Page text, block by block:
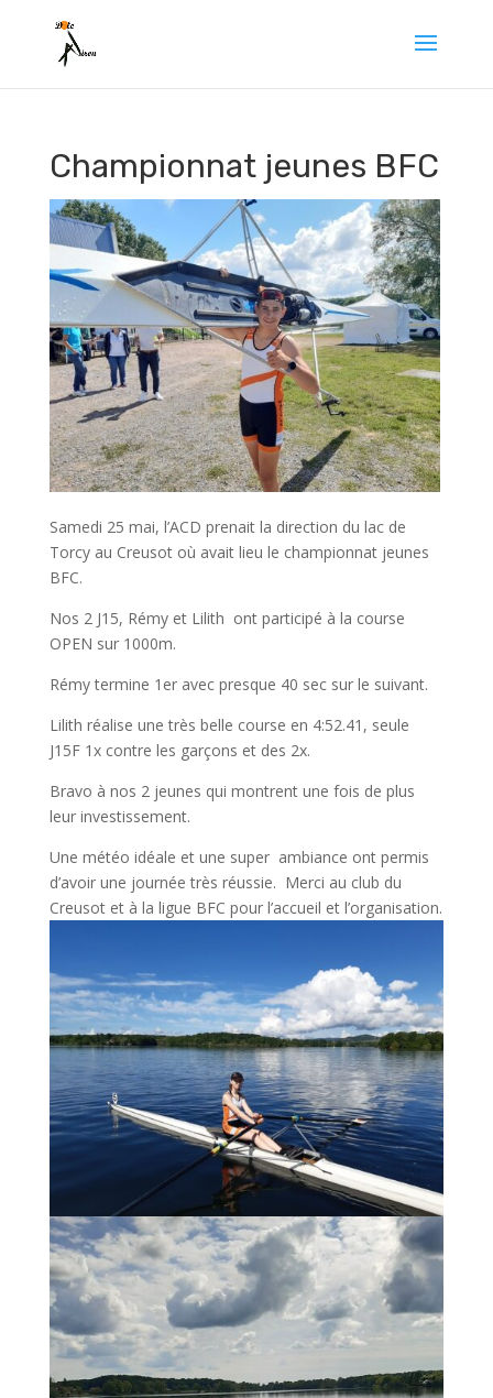
Championnat jeunes BFC
Samedi 25 mai, l’ACD prenait la direction du lac de
Torcy au Creusot où avait lieu le championnat jeunes
BFC.
Nos 2 J15, Rémy et Lilith ont participé à la course
OPEN sur 1000m.
Rémy termine 1er avec presque 40 sec sur le suivant.
Lilith réalise une très belle course en 4:52.41, seule
J15F 1x contre les garçons et des 2x.
Bravo à nos 2 jeunes qui montrent une fois de plus
leur investissement.
Une météo idéale et une super ambiance ont permis
d’avoir une journée très réussie. Merci au club du
Creusot et à la ligue BFC pour l’accueil et l’organisation.